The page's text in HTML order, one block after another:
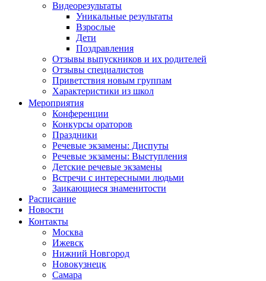
Видеорезультаты
Уникальные результаты
Взрослые
Дети
Поздравления
Отзывы выпускников и их родителей
Отзывы специалистов
Приветствия новым группам
Характеристики из школ
Мероприятия
Конференции
Конкурсы ораторов
Праздники
Речевые экзамены: Диспуты
Речевые экзамены: Выступления
Детские речевые экзамены
Встречи с интересными людьми
Заикающиеся знаменитости
Расписание
Новости
Контакты
Москва
Ижевск
Нижний Новгород
Новокузнецк
Самара